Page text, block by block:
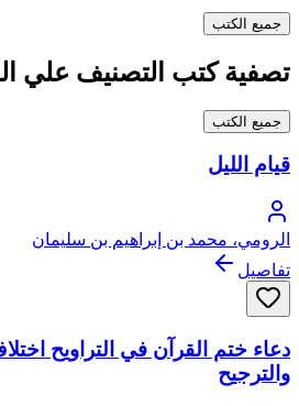
جميع الكتب
تصفية كتب التصنيف علي
جميع الكتب
قيام الليل
الرومي، محمد بن إبراهيم بن سليمان
تفاصيل
دعاء ختم القرآن في التراويح
والترجيح